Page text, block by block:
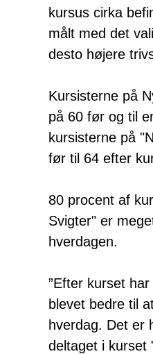
kursus cirka
målt med det
desto højere
Kursisterne på
på 60 før og til
kursisterne på
før til 64 efter
80 procent af
Svigter" er
hverdagen.
”Efter kurset
blevet bedre til
hverdag. Det er
deltaget i kurset